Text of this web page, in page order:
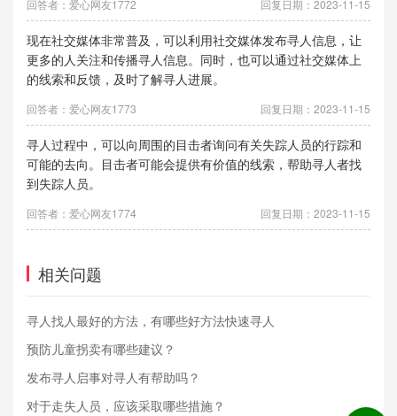
回答者：爱心网友1772 回复日期：2023-11-15
现在社交媒体非常普及，可以利用社交媒体发布寻人信息，让
更多的人关注和传播寻人信息。同时，也可以通过社交媒体上
的线索和反馈，及时了解寻人进展。
回答者：爱心网友1773 回复日期：2023-11-15
寻人过程中，可以向周围的目击者询问有关失踪人员的行踪和
可能的去向。目击者可能会提供有价值的线索，帮助寻人者找
到失踪人员。
回答者：爱心网友1774 回复日期：2023-11-15
相关问题
寻人找人最好的方法，有哪些好方法快速寻人
预防儿童拐卖有哪些建议？
发布寻人启事对寻人有帮助吗？
对于走失人员，应该采取哪些措施？